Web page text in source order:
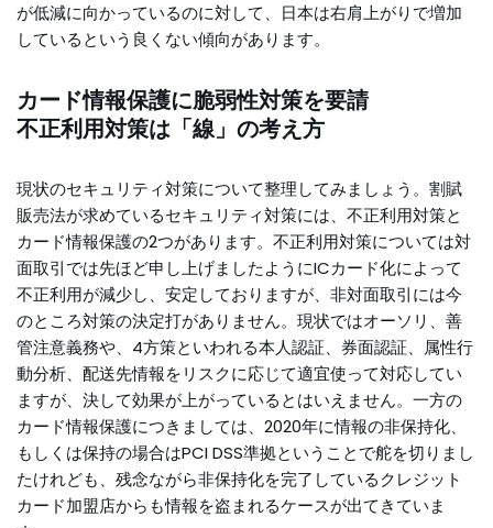
が低減に向かっているのに対して、日本は右肩上がりで増加
しているという良くない傾向があります。
カード情報保護に脆弱性対策を要請
不正利用対策は「線」の考え方
現状のセキュリティ対策について整理してみましょう。割賦
販売法が求めているセキュリティ対策には、不正利用対策と
カード情報保護の2つがあります。不正利用対策については対
面取引では先ほど申し上げましたようにICカード化によって
不正利用が減少し、安定しておりますが、非対面取引には今
のところ対策の決定打がありません。現状ではオーソリ、善
管注意義務や、4方策といわれる本人認証、券面認証、属性行
動分析、配送先情報をリスクに応じて適宜使って対応してい
ますが、決して効果が上がっているとはいえません。一方の
カード情報保護につきましては、2020年に情報の非保持化、
もしくは保持の場合はPCI DSS準拠ということで舵を切りまし
たけれども、残念ながら非保持化を完了しているクレジット
カード加盟店からも情報を盗まれるケースが出てきていま